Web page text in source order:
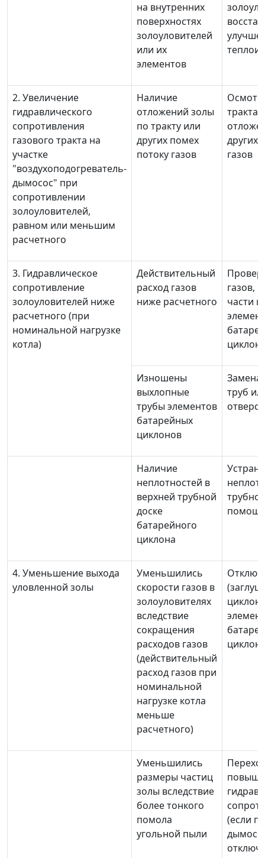
на внутренних
поверхностях
золоуловителей
или их
элементов
2. Увеличение
гидравлического
сопротивления
газового тракта на
участке
"воздухоподогреватель-
дымосос" при
сопротивлении
золоуловителей,
равном или меньшим
расчетного
Наличие
отложений золы
по тракту или
других помех
потоку газов
Осмотр
тракта,
других
газов
3. Гидравлическое
сопротивление
золоуловителей ниже
расчетного (при
номинальной нагрузке
котла)
Действительный
расход газов
ниже расчетного
газов,
части
Изношены
выхлопные
трубы элементов
батарейных
циклонов
труб
Наличие
неплотностей в
верхней трубной
доске
батарейного
циклона
4. Уменьшение выхода
уловленной золы
Уменьшились
скорости газов в
золоуловителях
вследствие
сокращения
расходов газов
(действительный
расход газов при
номинальной
нагрузке котла
меньше
расчетного)
Уменьшились
размеры частиц
золы вследствие
более тонкого
помола
угольной пыли
(если